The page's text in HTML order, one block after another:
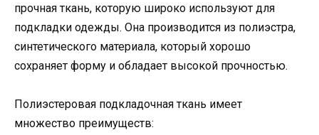
прочная ткань, которую широко используют для
подкладки одежды. Она производится из полиэстра,
синтетического материала, который хорошо
сохраняет форму и обладает высокой прочностью.
Полиэстеровая подкладочная ткань имеет
множество преимуществ: